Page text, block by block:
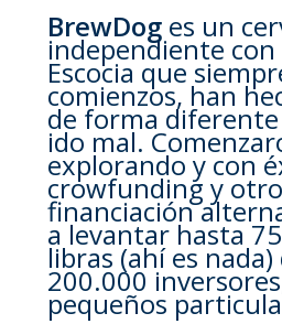
BrewDoges un
independiente con
Escocia que
comienzos, han
de forma diferente
ido mal.
explorando y con
crowfunding y
financiación
a levantar hasta
libras (ahí es nada)
200.000
pequeños